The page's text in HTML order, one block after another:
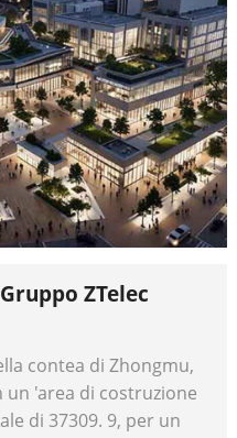
ZTelec
contea di Zhongmu,
un 'area di costruzione
di 37309. 9, per un